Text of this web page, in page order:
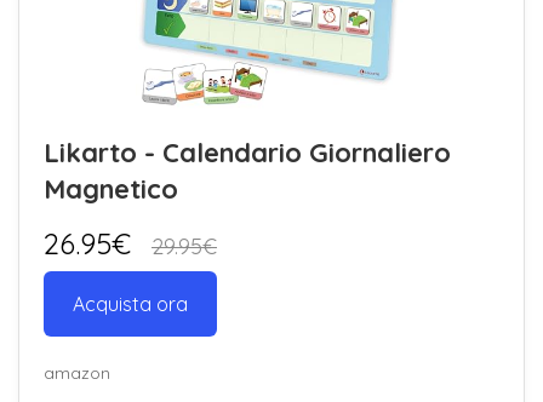
Likarto - Calendario Giornaliero
Magnetico
26.95€ 29.95€
Acquista ora
amazon